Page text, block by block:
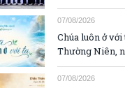
07/08/2026
Chúa luôn ở với
Thường Niên,
07/08/2026